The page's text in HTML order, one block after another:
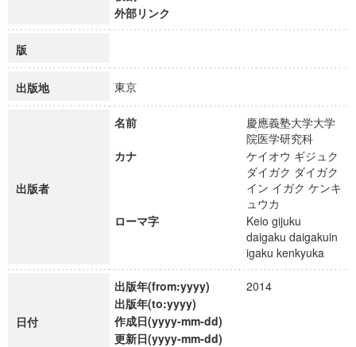
外部リンク
版
出版地 東京
出版者
名前
慶應義塾大学大学
院医学研究科
カナ
ケイオウ ギジュク
ダイガク ダイガク
イン イガク ケンキ
ュウカ
ローマ字
Keio gijuku
daigaku daigakuin
igaku kenkyuka
日付
出版年(from:yyyy)
2014
出版年(to:yyyy)
作成日(yyyy-mm-dd)
更新日(yyyy-mm-dd)